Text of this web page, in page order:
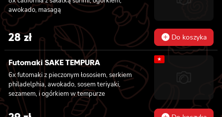
sezamem 6x futomaki z KREWETKĄ,
majonezem lekko pikantnym, ogórkiem i
sałatą 6x futomaki z TUŃCZYKIEM,
majonezem lekko pikantnym, awokado,
ogórkiem i sałatą 6x futomaki z KREWETKĄ
w tempurze, ogórkiem, sałatą i majonezem
lekko pikantnym 6x futomaki z ŁOSOSIEM,
awokado, ogórkiem, serkiem philadelphia i
sałatą 6x futomaki z pieczonym ŁOSOSIEM,
serkiem philadelphia, awokado, ogórkiem,
kanpyo, sałatą, sosem teriyaki i sezamem
27 zł.25 zł.
awokado, masagą
28zł Do koszyka
Futomaki SAKE TEMPURA
6x futomaki z pieczonym łososiem, serkiem
philadelphia, awokado, sosem teriyaki,
sezamem, i ogórkiem w tempurze
★